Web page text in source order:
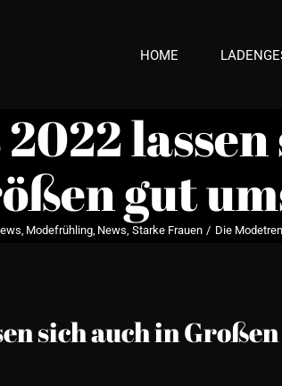
HOME
gut
Modefrühling News Starke Frauen Die
sich auch in Großen